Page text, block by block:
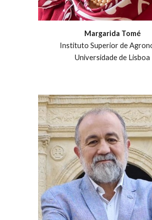
Margarida Tomé
Instituto Superior de
Universidade de Lisboa